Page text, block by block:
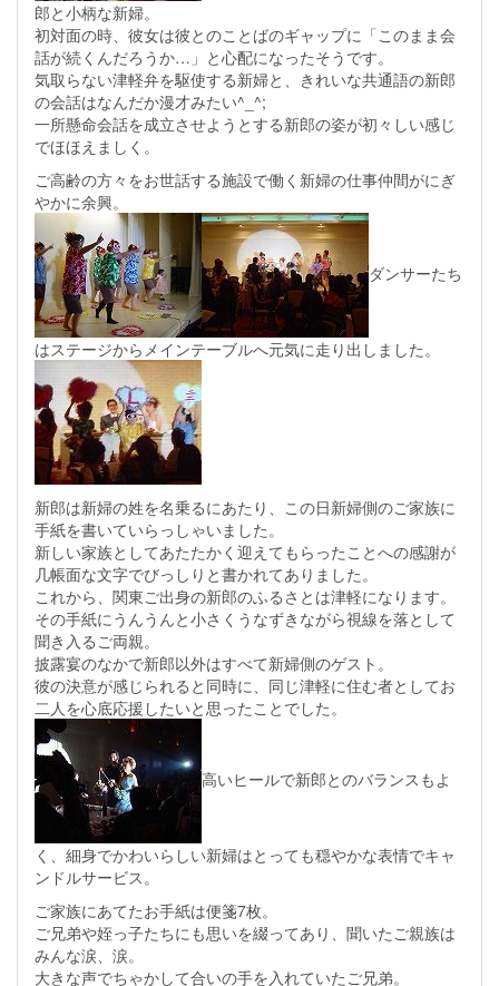
郎と小柄な新婦。
初対面の時、彼女は彼とのことばのギャップに「このまま会
話が続くんだろうか…」と心配になったそうです。
気取らない津軽弁を駆使する新婦と、きれいな共通語の新郎
の会話はなんだか漫才みたい^_^;
一所懸命会話を成立させようとする新郎の姿が初々しい感じ
でほほえましく。
ご高齢の方々をお世話する施設で働く新婦の仕事仲間がにぎ
やかに余興。
ダンサーたち
はステージからメインテーブルへ元気に走り出しました。
新郎は新婦の姓を名乗るにあたり、この日新婦側のご家族に
手紙を書いていらっしゃいました。
新しい家族としてあたたかく迎えてもらったことへの感謝が
几帳面な文字でびっしりと書かれてありました。
これから、関東ご出身の新郎のふるさとは津軽になります。
その手紙にうんうんと小さくうなずきながら視線を落として
聞き入るご両親。
披露宴のなかで新郎以外はすべて新婦側のゲスト。
彼の決意が感じられると同時に、同じ津軽に住む者としてお
二人を心底応援したいと思ったことでした。
高いヒールで新郎とのバランスもよ
く、細身でかわいらしい新婦はとっても穏やかな表情でキャ
ンドルサービス。
ご家族にあてたお手紙は便箋7枚。
ご兄弟や姪っ子たちにも思いを綴ってあり、聞いたご親族は
みんな涙、涙。
大きな声でちゃかして合いの手を入れていたご兄弟。